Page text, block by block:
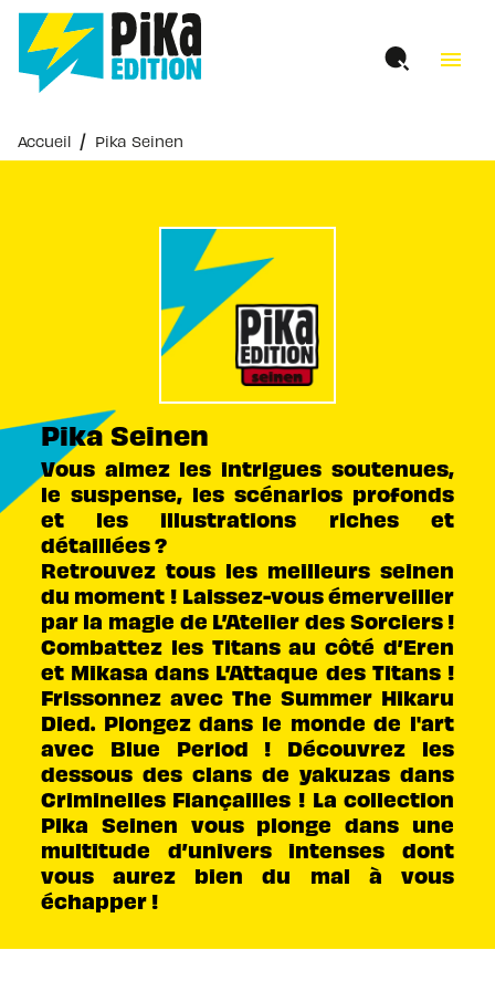
MENU RECHERCHE
PIED DE PAGE
menu
Accueil / Pika Seinen
Pika Seinen
Vous aimez les intrigues soutenues,
le suspense, les scénarios profonds
et les illustrations riches et
détaillées ?
Retrouvez tous les meilleurs seinen
du moment ! Laissez-vous émerveiller
par la magie de L’Atelier des Sorciers !
Combattez les Titans au côté d’Eren
et Mikasa dans L’Attaque des Titans !
Frissonnez avec The Summer Hikaru
Died. Plongez dans le monde de l'art
avec Blue Period ! Découvrez les
dessous des clans de yakuzas dans
Criminelles Fiançailles ! La collection
Pika Seinen vous plonge dans une
multitude d’univers intenses dont
vous aurez bien du mal à vous
échapper !